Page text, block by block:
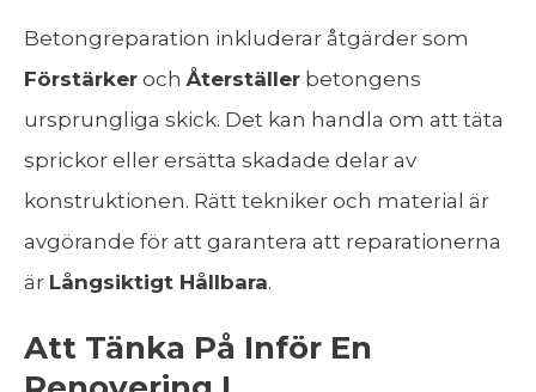
Betongreparation inkluderar åtgärder som
Förstärker ochÅterställer betongens
ursprungliga skick. Det kan handla om att täta
sprickor eller ersätta skadade delar av
konstruktionen. Rätt tekniker och material är
avgörande för att garantera att reparationerna
är Långsiktigt Hållbara.
Att Tänka På Inför En